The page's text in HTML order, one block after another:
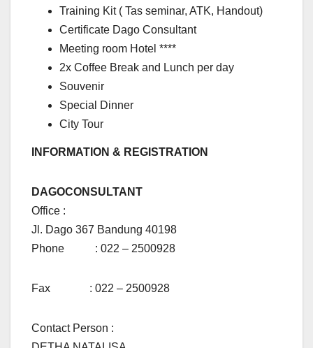
Training Kit ( Tas seminar, ATK, Handout)
Certificate Dago Consultant
Meeting room Hotel ****
2x Coffee Break and Lunch per day
Souvenir
Special Dinner
City Tour
INFORMATION & REGISTRATION
DAGOCONSULTANT
Office :
Jl. Dago 367 Bandung 40198
Phone : 022 – 2500928
Fax : 022 – 2500928
Contact Person :